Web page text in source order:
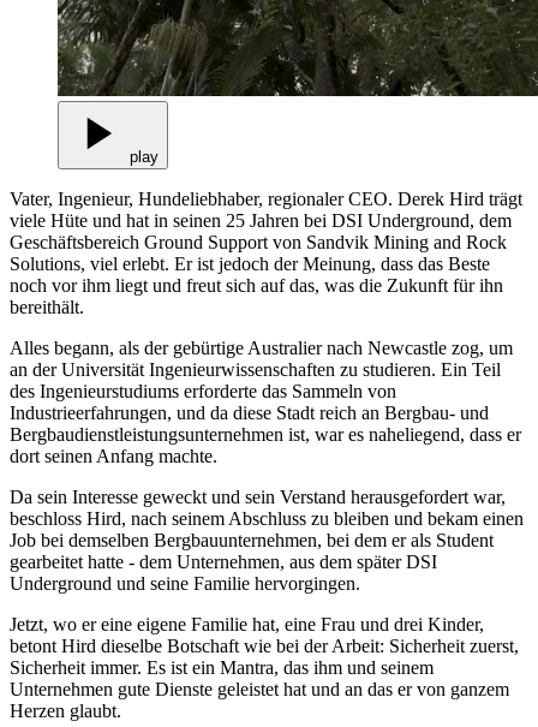
play
Vater, Ingenieur, Hundeliebhaber, regionaler CEO. Derek Hird trägt
viele Hüte und hat in seinen 25 Jahren bei DSI Underground, dem
Geschäftsbereich Ground Support von Sandvik Mining and Rock
Solutions, viel erlebt. Er ist jedoch der Meinung, dass das Beste
noch vor ihm liegt und freut sich auf das, was die Zukunft für ihn
bereithält.
Alles begann, als der gebürtige Australier nach Newcastle zog, um
an der Universität Ingenieurwissenschaften zu studieren. Ein Teil
des Ingenieurstudiums erforderte das Sammeln von
Industrieerfahrungen, und da diese Stadt reich an Bergbau- und
Bergbaudienstleistungsunternehmen ist, war es naheliegend, dass er
dort seinen Anfang machte.
Da sein Interesse geweckt und sein Verstand herausgefordert war,
beschloss Hird, nach seinem Abschluss zu bleiben und bekam einen
Job bei demselben Bergbauunternehmen, bei dem er als Student
gearbeitet hatte - dem Unternehmen, aus dem später DSI
Underground und seine Familie hervorgingen.
Jetzt, wo er eine eigene Familie hat, eine Frau und drei Kinder,
betont Hird dieselbe Botschaft wie bei der Arbeit: Sicherheit zuerst,
Sicherheit immer. Es ist ein Mantra, das ihm und seinem
Unternehmen gute Dienste geleistet hat und an das er von ganzem
Herzen glaubt.